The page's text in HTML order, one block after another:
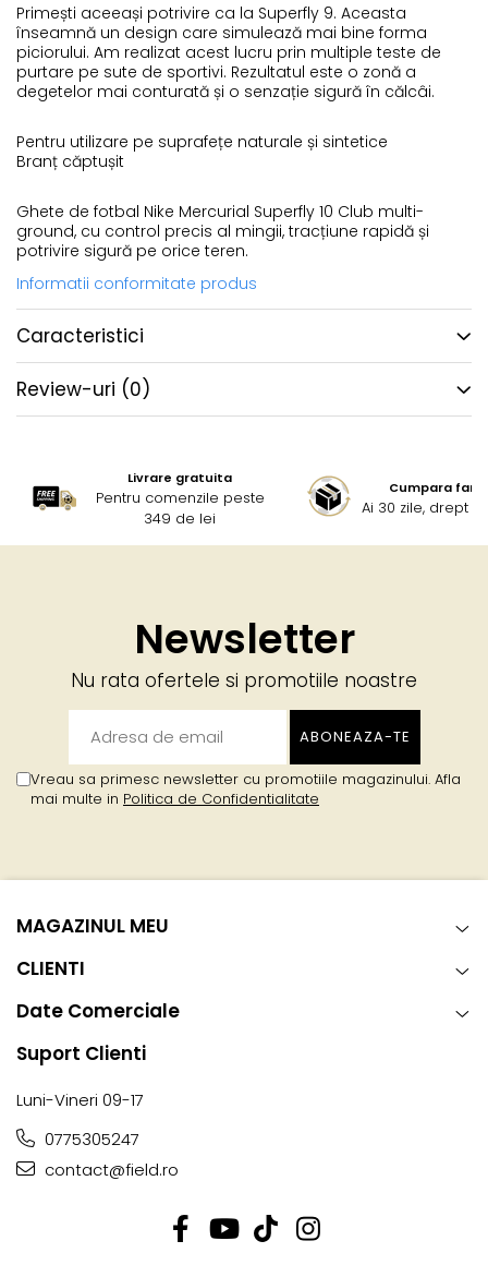
Primești aceeași potrivire ca la Superfly 9. Aceasta
înseamnă un design care simulează mai bine forma
piciorului. Am realizat acest lucru prin multiple teste de
purtare pe sute de sportivi. Rezultatul este o zonă a
degetelor mai conturată și o senzație sigură în călcâi.
Pentru utilizare pe suprafețe naturale și sintetice
Branț căptușit
Ghete de fotbal Nike Mercurial Superfly 10 Club multi-
ground, cu control precis al mingii, tracțiune rapidă și
potrivire sigură pe orice teren.
Informatii conformitate produs
Caracteristici
Review-uri (0)
Livrare gratuita
Pentru comenzile peste
349 de lei
Cumpara fara
Ai 30 zile, drept
Newsletter
Nu rata ofertele si promotiile noastre
Vreau sa primesc newsletter cu promotiile magazinului. Afla
mai multe in Politica de Confidentialitate
MAGAZINUL MEU
CLIENTI
Date Comerciale
Suport Clienti
Luni-Vineri 09-17
0775305247
contact@field.ro